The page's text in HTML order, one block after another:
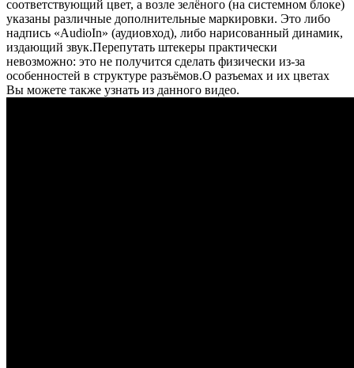
соответствующий цвет, а возле зелёного (на системном блоке)
указаны различные дополнительные маркировки. Это либо
надпись «AudioIn» (аудиовход), либо нарисованный динамик,
издающий звук.Перепутать штекеры практически
невозможно: это не получится сделать физически из-за
особенностей в структуре разъёмов.О разъемах и их цветах
Вы можете также узнать из данного видео.